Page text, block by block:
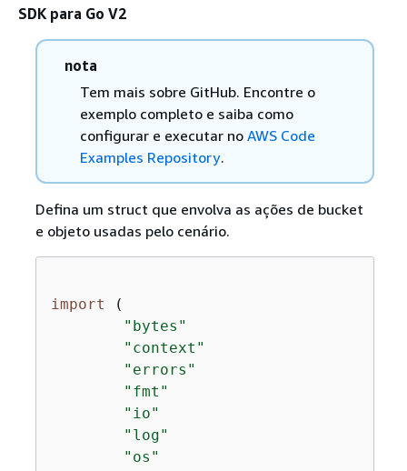
SDK para Go V2
nota
Tem mais sobre GitHub. Encontre o
exemplo completo e saiba como
configurar e executar no AWS Code
Examples Repository.
Defina um struct que envolva as ações de bucket
e objeto usadas pelo cenário.
import (
"bytes"
"context"
"errors"
"fmt"
"io"
"log"
"os"